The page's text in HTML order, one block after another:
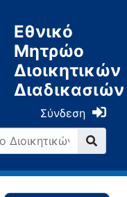
Εθνικό
Μητρώο
Διοικητικών
Διαδικασιών
Σύνδεση